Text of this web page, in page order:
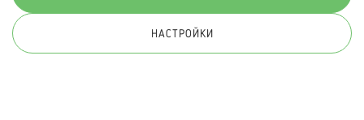
© 2026 Hippoland.net. Всички права запазени
НАСТРОЙКИ